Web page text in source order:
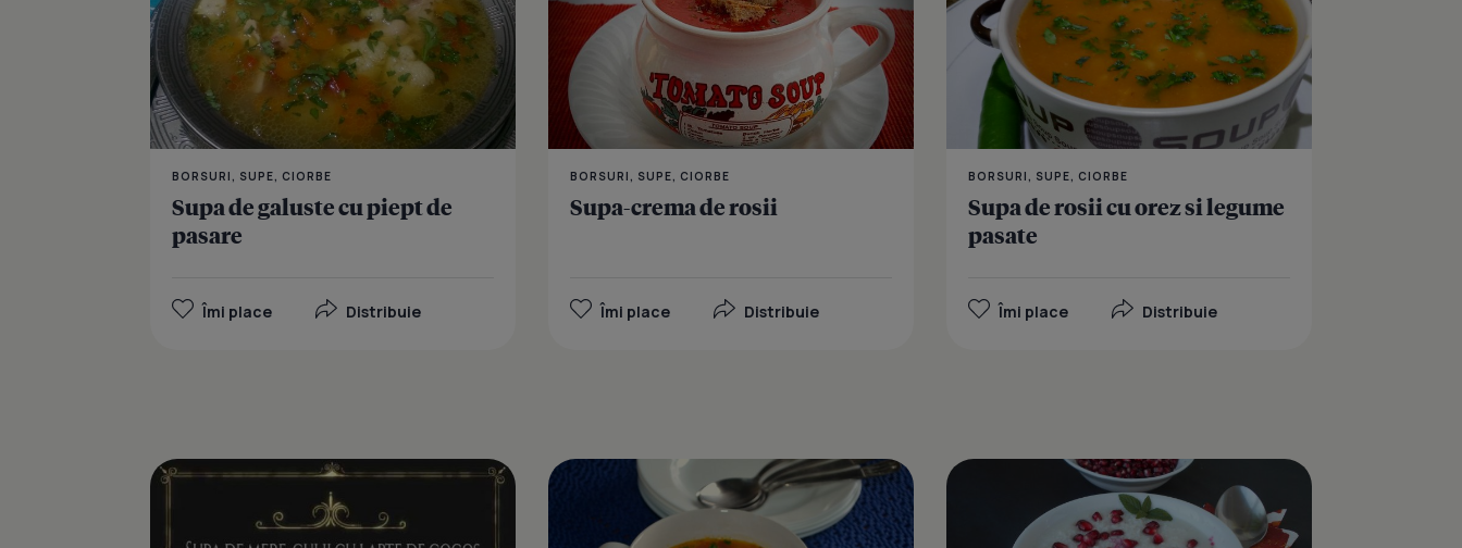
BORSURI, SUPE, CIORBE
Supa de galuste cu piept de
pasare
Îmi place Distribuie
BORSURI, SUPE, CIORBE
Supa-crema de rosii
Îmi place Distribuie
BORSURI, SUPE, CIORBE
Supa de rosii cu orez si legume
pasate
Îmi place Distribuie
Supa de mere cu gulii si lapte de cocos Ezogelin- Supa de